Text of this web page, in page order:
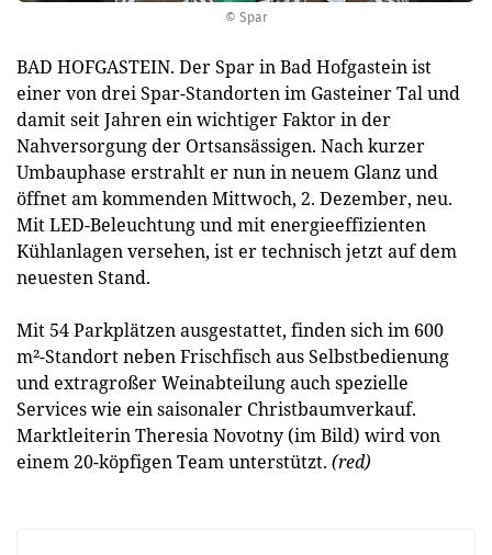
© Spar
BAD HOFGASTEIN. Der Spar in Bad Hofgastein ist
einer von drei Spar-Standorten im Gasteiner Tal und
damit seit Jahren ein wichtiger Faktor in der
Nahversorgung der Ortsansässigen. Nach kurzer
Umbauphase erstrahlt er nun in neuem Glanz und
öffnet am kommenden Mittwoch, 2. Dezember, neu.
Mit LED-Beleuchtung und mit energieeffizienten
Kühlanlagen versehen, ist er technisch jetzt auf dem
neuesten Stand.
Mit 54 Parkplätzen ausgestattet, finden sich im 600
m²-Standort neben Frischfisch aus Selbstbedienung
und extragroßer Weinabteilung auch spezielle
Services wie ein saisonaler Christbaumverkauf.
Marktleiterin Theresia Novotny (im Bild) wird von
einem 20-köpfigen Team unterstützt. (red)